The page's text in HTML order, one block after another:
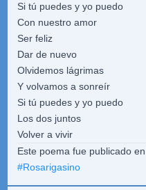
Si tú puedes y yo puedo
Con nuestro amor
Ser feliz
Dar de nuevo
Olvidemos lágrimas
Y volvamos a sonreír
Si tú puedes y yo puedo
Los dos juntos
Volver a vivir
Este poema fue publicado en
#Rosarigasino